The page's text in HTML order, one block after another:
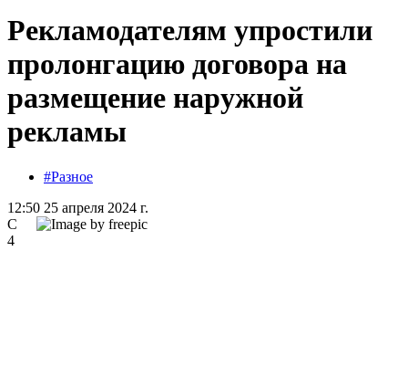
Рекламодателям упростили
пролонгацию договора на
размещение наружной
рекламы
#Разное
12:50 25 апреля 2024 г.
С
4